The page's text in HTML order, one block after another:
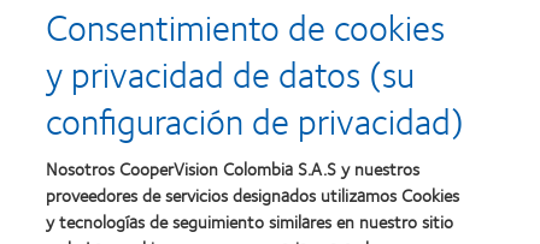
Consentimiento de cookies
y privacidad de datos (su
configuración de privacidad)
Nosotros CooperVision Colombia S.A.S y nuestros
proveedores de servicios designados utilizamos Cookies
y tecnologías de seguimiento similares en nuestro sitio